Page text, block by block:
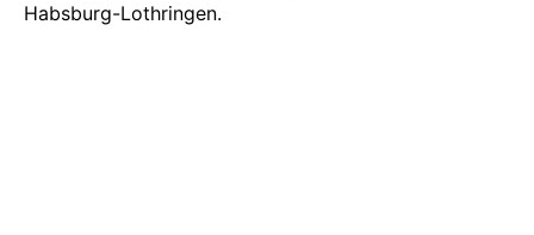
Habsburg-Lothringen.